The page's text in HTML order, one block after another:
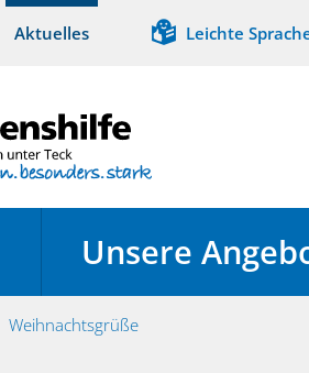
Aktuelles Leichte
Unsere
Weihnachtsgrüße